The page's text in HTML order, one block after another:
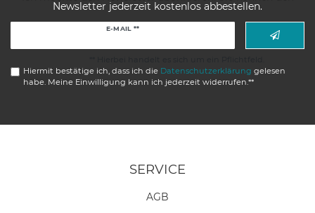
Newsletter jederzeit kostenlos abbestellen.
E-MAIL **
Hiermit bestätige ich, dass ich die Daten­schutz­erklärung gelesen
habe. Meine Einwilligung kann ich jederzeit widerrufen.**
SERVICE
AGB